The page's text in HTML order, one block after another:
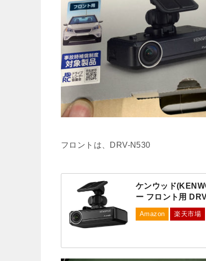
フロントは、DRV-N530
ケンウッド
ー フロント用
Amazon 楽天市場